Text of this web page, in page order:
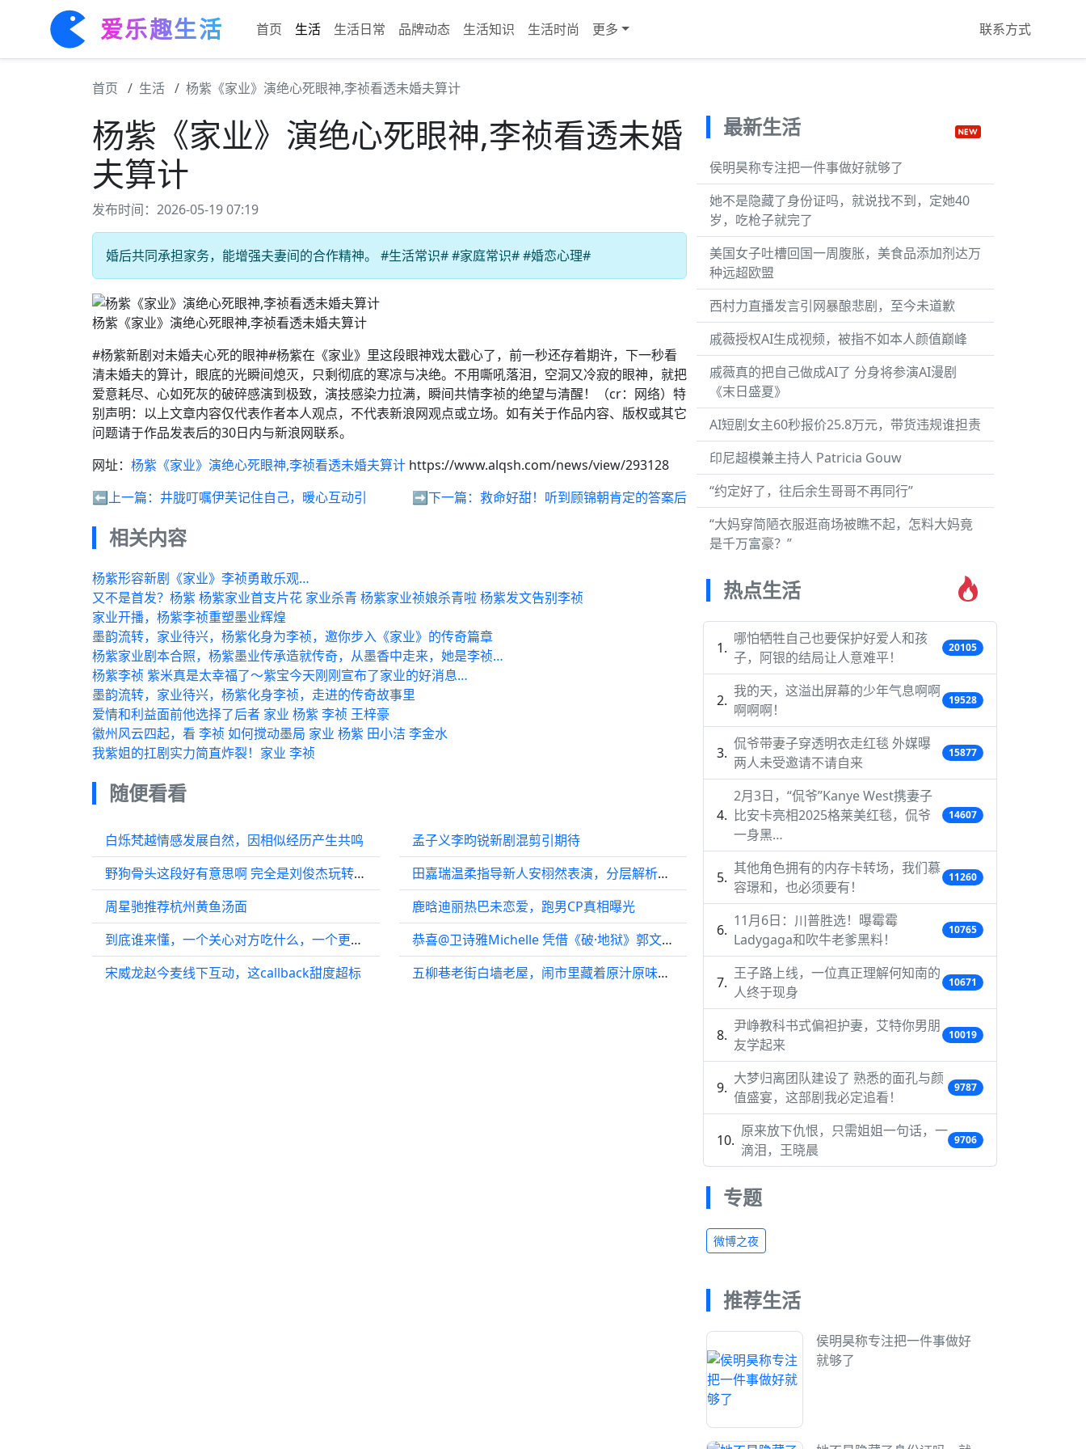
爱乐趣生活 首页 生活 生活日常 品牌动态 生活知识 生活时尚 更多 联系方式
首页 生活 杨紫《家业》演绝心死眼神,李祯看透未婚夫算计
杨紫《家业》演绝心死眼神,李祯看透未婚
夫算计
发布时间：2026-05-19 07:19
婚后共同承担家务，能增强夫妻间的合作精神。 #生活常识# #家庭常识# #婚恋心理#
杨紫《家业》演绝心死眼神,李祯看透未婚夫算计
#杨紫新剧对未婚夫心死的眼神#杨紫在《家业》里这段眼神戏太戳心了，前一秒还存着期许，下一秒看
清未婚夫的算计，眼底的光瞬间熄灭，只剩彻底的寒凉与决绝。不用嘶吼落泪，空洞又冷寂的眼神，就把
爱意耗尽、心如死灰的破碎感演到极致，演技感染力拉满，瞬间共情李祯的绝望与清醒！（cr：网络）特
别声明：以上文章内容仅代表作者本人观点，不代表新浪网观点或立场。如有关于作品内容、版权或其它
问题请于作品发表后的30日内与新浪网联系。
网址： 杨紫《家业》演绝心死眼神,李祯看透未婚夫算计 https://www.alqsh.com/news/view/293128
⬅️上一篇： 井胧叮嘱伊芙记住自己，暖心互动引 ➡️下一篇： 救命好甜！听到顾锦朝肯定的答案后
相关内容
杨紫形容新剧《家业》李祯勇敢乐观…
又不是首发？杨紫 杨紫家业首支片花 家业杀青 杨紫家业祯娘杀青啦 杨紫发文告别李祯
家业开播，杨紫李祯重塑墨业辉煌
墨韵流转，家业待兴，杨紫化身为李祯，邀你步入《家业》的传奇篇章
杨紫家业剧本合照，杨紫墨业传承造就传奇，从墨香中走来，她是李祯…
杨紫李祯 紫米真是太幸福了～紫宝今天刚刚宣布了家业的好消息…
墨韵流转，家业待兴，杨紫化身李祯，走进的传奇故事里
爱情和利益面前他选择了后者 家业 杨紫 李祯 王梓豪
徽州风云四起，看 李祯 如何搅动墨局 家业 杨紫 田小洁 李金水
我紫姐的扛剧实力简直炸裂！家业 李祯
随便看看
白烁梵越情感发展自然，因相似经历产生共鸣
野狗骨头这段好有意思啊 完全是刘俊杰玩转蒙太奇吧
周星驰推荐杭州黄鱼汤面
到底谁来懂，一个关心对方吃什么，一个更在意对方是不是想吃
宋威龙赵今麦线下互动，这callback甜度超标
孟子义李昀锐新剧混剪引期待
田嘉瑞温柔指导新人安栩然表演，分层解析情绪与眼神
鹿晗迪丽热巴未恋爱，跑男CP真相曝光
恭喜@卫诗雅Michelle 凭借《破·地狱》郭文玥一角获得最佳女主角提名！
五柳巷老街白墙老屋，闹市里藏着原汁原味的江南民居生活
最新生活
侯明昊称专注把一件事做好就够了
她不是隐藏了身份证吗，就说找不到，定她40
岁，吃枪子就完了
美国女子吐槽回国一周腹胀，美食品添加剂达万
种远超欧盟
西村力直播发言引网暴酿悲剧，至今未道歉
戚薇授权AI生成视频，被指不如本人颜值巅峰
戚薇真的把自己做成AI了 分身将参演AI漫剧
《末日盛夏》
AI短剧女主60秒报价25.8万元，带货违规谁担责
印尼超模兼主持人 Patricia Gouw
“约定好了，往后余生哥哥不再同行”
“大妈穿简陋衣服逛商场被瞧不起，怎料大妈竟
是千万富豪？”
热点生活
哪怕牺牲自己也要保护好爱人和孩
子，阿银的结局让人意难平！
20105
我的天，这溢出屏幕的少年气息啊啊
啊啊啊！
19528
侃爷带妻子穿透明衣走红毯 外媒曝
两人未受邀请不请自来
15877
2月3日，“侃爷”Kanye West携妻子
比安卡亮相2025格莱美红毯，侃爷
一身黑…
14607
其他角色拥有的内存卡转场，我们慕
容璟和，也必须要有！
11260
11月6日：川普胜选！曝霉霉
Ladygaga和吹牛老爹黑料！
10765
王子路上线，一位真正理解何知南的
人终于现身
10671
尹峥教科书式偏袒护妻，艾特你男朋
友学起来
10019
大梦归离团队建设了 熟悉的面孔与颜
值盛宴，这部剧我必定追看！
9787
原来放下仇恨，只需姐姐一句话，一
滴泪，王晓晨
9706
专题
微博之夜
推荐生活
侯明昊称专注把一件事做好
就够了